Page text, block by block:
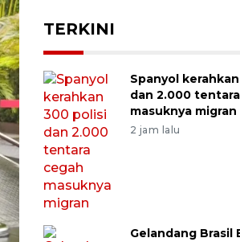
TERKINI
Spanyol
dan 2.000
masuknya migran
2 jam lalu
Gelandang Brasil